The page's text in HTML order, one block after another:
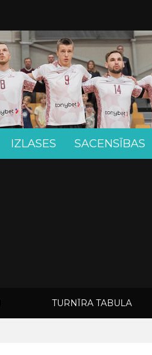
IZLASES SACENSĪBAS
TURNĪRA TABULA